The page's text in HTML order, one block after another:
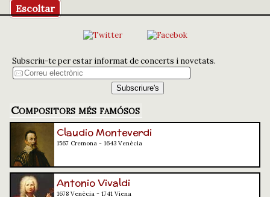
Escoltar
Subscriu-te per estar informat de concerts i novetats.
Compositors més famósos
Claudio Monteverdi
1567 Cremona - 1643 Venècia
Antonio Vivaldi
1678 Venècia - 1741 Viena